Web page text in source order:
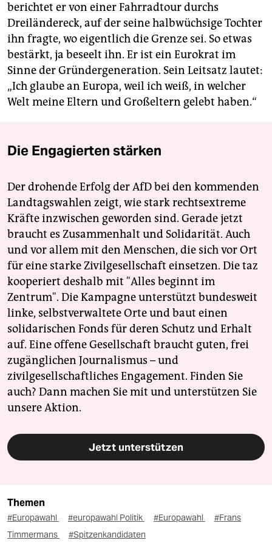
berichtet er von einer Fahrradtour durchs
Dreiländereck, auf der seine halbwüchsige Tochter
ihn fragte, wo eigentlich die Grenze sei. So etwas
bestärkt, ja beseelt ihn. Er ist ein Eurokrat im
Sinne der Gründergeneration. Sein Leitsatz lautet:
„Ich glaube an Europa, weil ich weiß, in welcher
Welt meine Eltern und Großeltern gelebt haben.“
Die Engagierten stärken
Der drohende Erfolg der AfD bei den kommenden
Landtagswahlen zeigt, wie stark rechtsextreme
Kräfte inzwischen geworden sind. Gerade jetzt
braucht es Zusammenhalt und Solidarität. Auch
und vor allem mit den Menschen, die sich vor Ort
für eine starke Zivilgesellschaft einsetzen. Die taz
kooperiert deshalb mit "Alles beginnt im
Zentrum". Die Kampagne unterstützt bundesweit
linke, selbstverwaltete Orte und baut einen
solidarischen Fonds für deren Schutz und Erhalt
auf. Eine offene Gesellschaft braucht guten, frei
zugänglichen Journalismus – und
zivilgesellschaftliches Engagement. Finden Sie
auch? Dann machen Sie mit und unterstützen Sie
unsere Aktion.
Jetzt unterstützen
Themen
#Europawahl #europawahl Politik #Europawahl
#Frans
Timmermans
#Spitzenkandidaten